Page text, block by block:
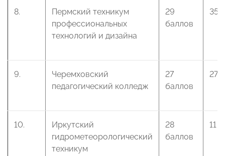
8.
Пермский техникум
профессиональных
технологий и дизайна
29
баллов
35
9.
Черемховский
педагогический колледж
27
баллов
27
10.
Иркутский
гидрометеорологический
техникум
28
баллов
11